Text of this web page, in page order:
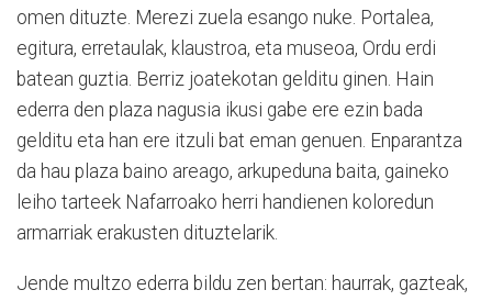
omen dituzte. Merezi zuela esango nuke. Portalea,
egitura, erretaulak, klaustroa, eta museoa, Ordu erdi
batean guztia. Berriz joatekotan gelditu ginen. Hain
ederra den plaza nagusia ikusi gabe ere ezin bada
gelditu eta han ere itzuli bat eman genuen. Enparantza
da hau plaza baino areago, arkupeduna baita, gaineko
leiho tarteek Nafarroako herri handienen koloredun
armarriak erakusten dituztelarik.
Jende multzo ederra bildu zen bertan: haurrak, gazteak,